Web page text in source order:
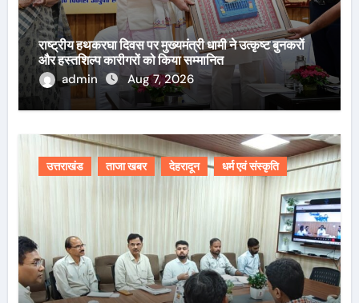
राष्ट्रीय हथकरघा दिवस पर मुख्यमंत्री धामी ने उत्कृष्ट बुनकरों
और हस्तशिल्प कारीगरों को किया सम्मानित
admin
Aug 7, 2026
उत्तराखंड ताजा खबर देहरादून धर्म एवं संस्कृति